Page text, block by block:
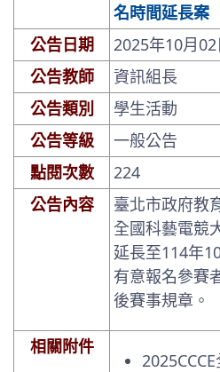
名時間延長案
公告日期
2025年10月
公告教師
資訊組長
公告類別
學生活動
公告等級
一般公告
點閱次數
224
公告內容
臺北市政府教
全國科藝電競
延長至114年
有意報名參賽
後賽事規章。
相關附件